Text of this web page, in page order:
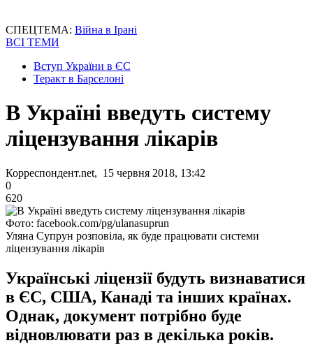
СПЕЦТЕМА: Війна в Ірані
ВСІ ТЕМИ
Вступ України в ЄС
Теракт в Барселоні
В Україні введуть систему
ліцензування лікарів
Корреспондент.net, 15 червня 2018, 13:42
0
620
Фото: facebook.com/pg/ulanasuprun
Уляна Супрун розповіла, як буде працювати системи
ліцензування лікарів
Українські ліцензії будуть визнаватися
в ЄС, США, Канаді та інших країнах.
Однак, документ потрібно буде
відновлювати раз в декілька років.